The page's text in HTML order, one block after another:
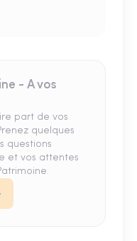
- A vos
part de vos
quelques
questions
et vos attentes